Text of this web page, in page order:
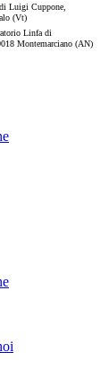
Luigi Cuppone,
(Vt)
Linfa di
Montemarciano (AN)